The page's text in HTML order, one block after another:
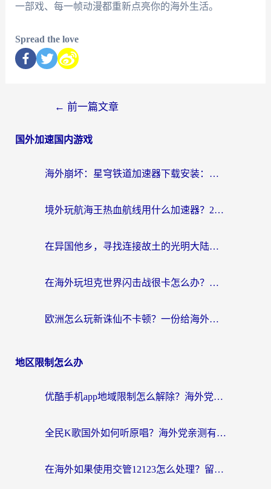
一部戏、每一帧动漫都重新点亮你的海外生活。
Spread the love
← 前一篇文章
国外加速国内游戏
海外崩坏：星穹铁道加速器下载安装：一份给游子的终极网络指南
境外玩航海王热血航线用什么加速器？2026海外玩家实测最优方案（附欧洲问道堡垒前线加速技巧）
在异国他乡，寻找连接故土的光明大陆免费加速器
在海外玩坦克世界闪击战很卡怎么办？老玩家亲测有效的加速器选择指南
欧洲怎么玩新诛仙不卡顿？一份给海外游子的国服游戏畅玩指南
地区限制怎么办
优酷手机app地域限制怎么解除？海外党亲测有效的追剧方案
全民K歌国外如何听原唱？海外党亲测有效的回国加速器选择指南
在海外如果使用交管12123怎么处理？留学生亲测有效的回国加速方案